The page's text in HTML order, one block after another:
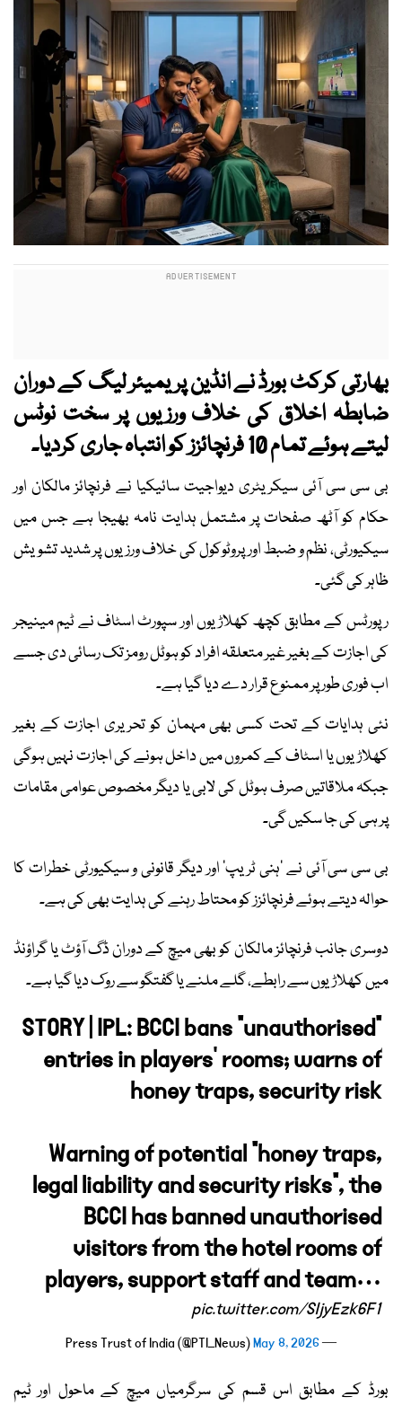
بھارتی کرکٹ بورڈ نے انڈین پریمیئر لیگ کے دوران
ضابطہ اخلاق کی خلاف ورزیوں پر سخت نوٹس
لیتے ہوئے تمام 10 فرنچائزز کو انتباہ جاری کردیا۔
بی سی سی آئی سیکریٹری دیواجیت سائیکیا نے فرنچائز مالکان اور
حکام کو آٹھ صفحات پر مشتمل ہدایت نامہ بھیجا ہے جس میں
سیکیورٹی، نظم و ضبط اور پروٹوکول کی خلاف ورزیوں پر شدید تشویش
ظاہر کی گئی۔
رپورٹس کے مطابق کچھ کھلاڑیوں اور سپورٹ اسٹاف نے ٹیم مینیجر
کی اجازت کے بغیر غیر متعلقہ افراد کو ہوٹل رومز تک رسائی دی جسے
اب فوری طور پر ممنوع قرار دے دیا گیا ہے۔
نئی ہدایات کے تحت کسی بھی مہمان کو تحریری اجازت کے بغیر
کھلاڑیوں یا اسٹاف کے کمروں میں داخل ہونے کی اجازت نہیں ہوگی
جبکہ ملاقاتیں صرف ہوٹل کی لابی یا دیگر مخصوص عوامی مقامات
پر ہی کی جا سکیں گی۔
بی سی سی آئی نے ’ہنی ٹریپ‘ اور دیگر قانونی و سیکیورٹی خطرات کا
حوالہ دیتے ہوئے فرنچائزز کو محتاط رہنے کی ہدایت بھی کی ہے۔
دوسری جانب فرنچائز مالکان کو بھی میچ کے دوران ڈگ آؤٹ یا گراؤنڈ
میں کھلاڑیوں سے رابطے، گلے ملنے یا گفتگو سے روک دیا گیا ہے۔
STORY | IPL: BCCI bans "unauthorised"
entries in players' rooms; warns of
honey traps, security risk
Warning of potential "honey traps,
legal liability and security risks", the
BCCI has banned unauthorised
visitors from the hotel rooms of
players, support staff and team…
pic.twitter.com/SIjyEzk6F1
— Press Trust of India (@PTI_News)
May 8, 2026
بورڈ کے مطابق اس قسم کی سرگرمیاں میچ کے ماحول اور ٹیم